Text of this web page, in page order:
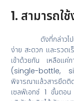
1. สามารถใ
ดังที่กล่าวไปแล้วข้
ง่าย สะดวก และรวด
เข้าด้วยกัน เหลือแค่ก
(single-bottle,
พิจารณาแล้วสารยึดติ
เซลฟ์เอทช์ 1 ขั้นต